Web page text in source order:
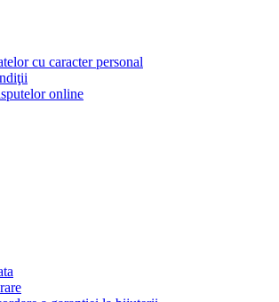
cu caracter personal
online